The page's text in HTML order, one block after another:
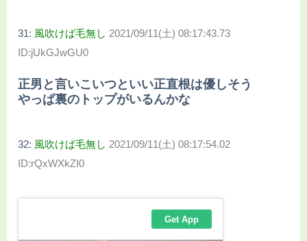
31: 風吹けば毛無し 2021/09/11(土) 08:17:43.73
ID:jUkGJwGU0
正男と言いこいつといい正直根は優しそう
やっぱ裏のトップがいるんかな
32: 風吹けば毛無し 2021/09/11(土) 08:17:54.02
ID:rQxWXkZI0